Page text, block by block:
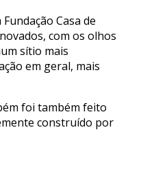
Casa de
com os olhos
sítio mais
em geral, mais
foi também feito
construído por